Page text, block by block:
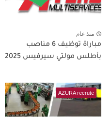
منذ عام
مباراة توظيف 6 مناصب
بأطلس مولتي سيرفيس 2025
AZURA recrute